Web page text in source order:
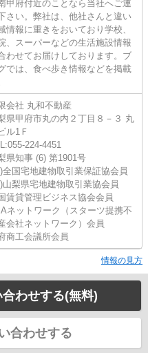
甲府付近のことなら当社へご連
さい。弊社は、他社さんと違い
情報に重きをおいており学校、
、スーパーなどの生活施設情報
わせてお届けしております。ブ
では、食べ歩き情報などを掲載
会社 丸和不動産
県甲府市丸の内２丁目８－３ 丸
ル1Ｆ
224-4451
県知事 (6) 第1901号
全国宅地建物取引業保証協会員
山梨県宅地建物取引業協会員
賃貸管理ビジネス協会会員
ネットワーク（スターツ提携不
会社ネットワーク）会員
商工会議所会員
情報の見方
わせする(無料)
合わせする